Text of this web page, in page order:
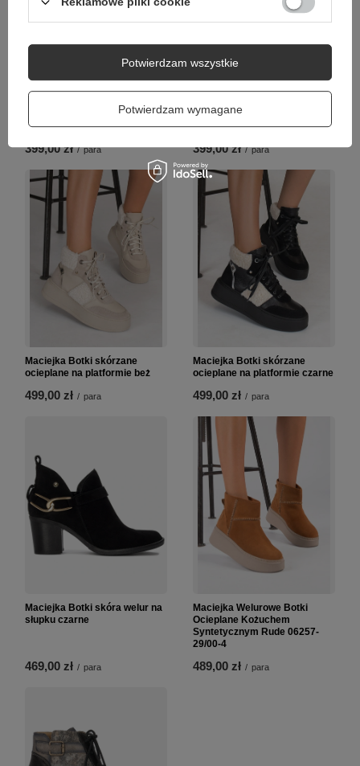
Maciejka Skórzane Botki
399,00 zł / para
Maciejka Botki Skórzane
Obcas Jasny Beż 04091-60/00-
5
399,00 zł / para
Maciejka Botki skórzane
ocieplane na platformie beż
499,00 zł / para
Maciejka Botki skórzane
ocieplane na platformie czarne
499,00 zł / para
Maciejka Botki skóra welur na
słupku czarne
469,00 zł / para
Maciejka Welurowe Botki
Ocieplane Kożuchem
Syntetycznym Rude 06257-
29/00-4
489,00 zł / para
Potwierdzam wymagane
Potwierdzam wszystkie